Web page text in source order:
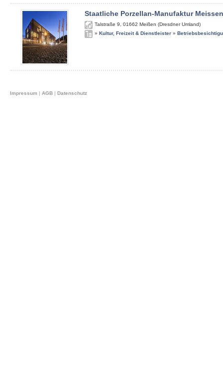
Staatliche Porzellan-Manufaktur Meissen
Talstraße 9 01662 Meißen (Dresdner Umland)
» Kultur, Freizeit & Dienstleister »
Impressum | AGB | Datenschutz